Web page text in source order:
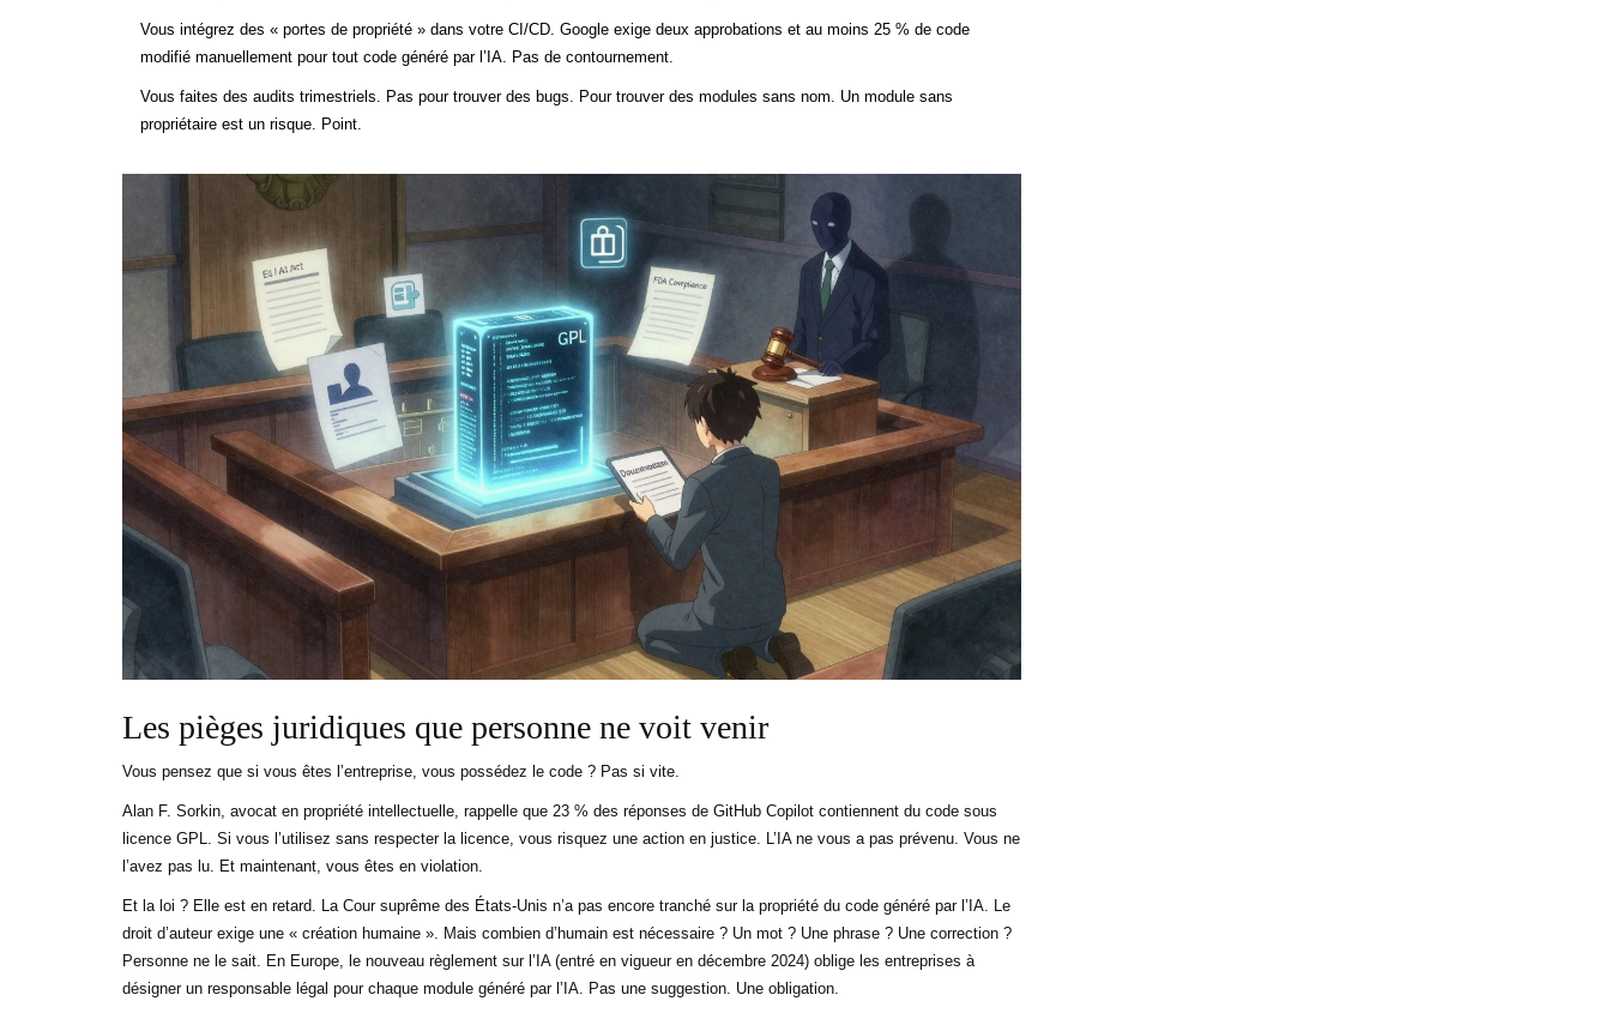
Vous intégrez des « portes de propriété » dans votre CI/CD. Google exige deux approbations et au moins 25 % de code
modifié manuellement pour tout code généré par l’IA. Pas de contournement.
Vous faites des audits trimestriels. Pas pour trouver des bugs. Pour trouver des modules sans nom. Un module sans
propriétaire est un risque. Point.
Les pièges juridiques que personne ne voit venir
Vous pensez que si vous êtes l’entreprise, vous possédez le code ? Pas si vite.
Alan F. Sorkin, avocat en propriété intellectuelle, rappelle que 23 % des réponses de GitHub Copilot contiennent du code sous
licence GPL. Si vous l’utilisez sans respecter la licence, vous risquez une action en justice. L’IA ne vous a pas prévenu. Vous ne
l’avez pas lu. Et maintenant, vous êtes en violation.
Et la loi ? Elle est en retard. La Cour suprême des États-Unis n’a pas encore tranché sur la propriété du code généré par l’IA. Le
droit d’auteur exige une « création humaine ». Mais combien d’humain est nécessaire ? Un mot ? Une phrase ? Une correction ?
Personne ne le sait. En Europe, le nouveau règlement sur l’IA (entré en vigueur en décembre 2024) oblige les entreprises à
désigner un responsable légal pour chaque module généré par l’IA. Pas une suggestion. Une obligation.